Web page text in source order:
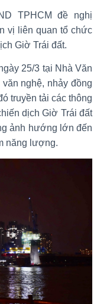
TPHCM đề nghị
vị liên quan tổ chức
Giờ Trái đất.
25/3 tại Nhà Văn
nghệ, nhảy đồng
truyền tải các thông
dịch Giờ Trái đất
ảnh hướng lớn đến
năng lượng.